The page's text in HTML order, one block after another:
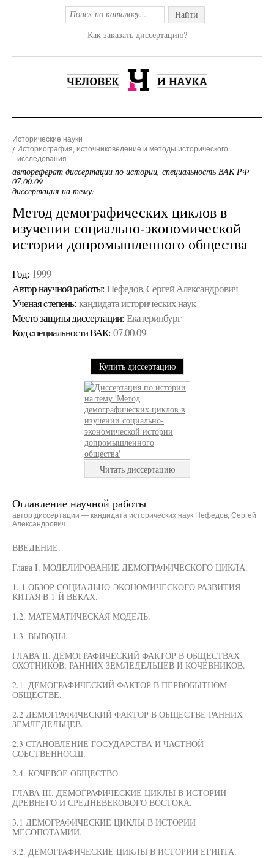
Найти
Как заказать диссертацию?
Исторические науки
Историография, источниковедение и методы исторического
исследования
автореферат диссертации по истории, специальность ВАК РФ
07.00.09
диссертация на тему:
Метод демографических циклов в
изучении социально-экономической
истории допромышленного общества
Год: 1999
Автор научной работы: Нефедов, Сергей Александрович
Ученая cтепень: кандидата исторических наук
Место защиты диссертации: Екатеринбург
Код cпециальности ВАК: 07.00.09
Купить диссертацию
Читать диссертацию
Оглавление научной работы
автор диссертации — кандидата исторических наук Нефедов, Сергей
Александрович
ВВЕДЕНИЕ.
Глава I. МОДЕЛИРОВАНИЕ ДЕМОГРАФИЧЕСКОГО ЦИКЛА.
1. 1 ОБЗОР СОЦИАЛЬНО-ЭКОНОМИЧЕСКОГО РАЗВИТИЯ
КИТАЯ В 1-Й ВЕКАХ.
1.2. МАТЕМАТИЧЕСКАЯ МОДЕЛЬ.
1.3. ВЫВОДЫ.
ГЛАВА II. ДЕМОГРАФИЧЕСКИЙ ФАКТОР В ОБЩЕСТВАХ
ОХОТНИКОВ, РАННИХ ЗЕМЛЕДЕЛЬЦЕВ И КОЧЕВНИКОВ.
2.1. ДЕМОГРАФИЧЕСКИЙ ФАКТОР В ПЕРВОБЫТНОМ
ОБЩЕСТВЕ.
2.2 ДЕМОГРАФИЧЕСКИЙ ФАКТОР В ОБЩЕСТВЕ РАННИХ
ЗЕМЛЕДЕЛЬЦЕВ.
2.3 СТАНОВЛЕНИЕ ГОСУДАРСТВА И ЧАСТНОЙ
СОБСТВЕННОСШ.
2.4. КОЧЕВОЕ ОБЩЕСТВО.
ГЛАВА III. ДЕМОГРАФИЧЕСКИЕ ЦИКЛЫ В ИСТОРИИ
ДРЕВНЕГО И СРЕДНЕВЕКОВОГО ВОСТОКА.
3.1 ДЕМОГРАФИЧЕСКИЕ ЦИКЛЫ В ИСТОРИИ
МЕСОПОТАМИИ.
3.2. ДЕМОГРАФИЧЕСКИЕ ЦИКЛЫ В ИСТОРИИ ЕГИПТА.